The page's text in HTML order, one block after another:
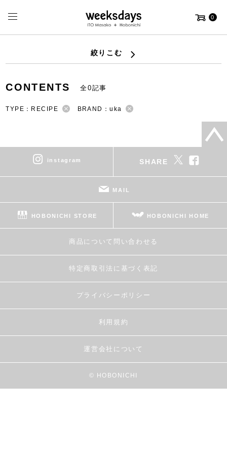
0
絞りこむ
CONTENTS 全0記事
TYPE：RECIPE BRAND：uka
instagram SHARE
MAIL
HOBONICHI STORE HOBONICHI HOME
商品について問い合わせる
特定商取引法に基づく表記
プライバシーポリシー
利用規約
運営会社について
© HOBONICHI